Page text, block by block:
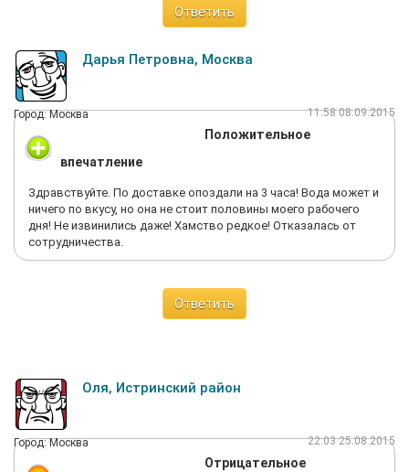
Ответить
Дарья Петровна, Москва
Город: Москва 11:58 08.09.2015
Положительное
впечатление
Здравствуйте. По доставке опоздали на 3 часа! Вода может и
ничего по вкусу, но она не стоит половины моего рабочего
дня! Не извинились даже! Хамство редкое! Отказалась от
сотрудничества.
Ответить
Оля, Истринский район
Город: Москва 22:03 25.08.2015
Отрицательное